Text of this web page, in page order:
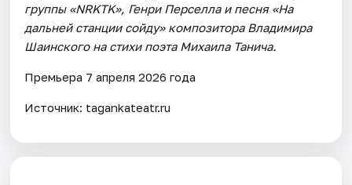
группы «NRKTK», Генри Перселла и песня «На
дальней станции сойду» композитора Владимира
Шаинского на стихи поэта Михаила Танича.
Премьера 7 апреля 2026 года
Источник: tagankateatr.ru